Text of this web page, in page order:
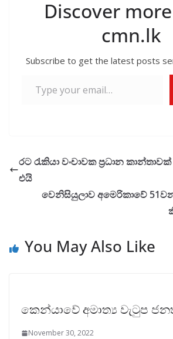
Discover
cmn.lk
Subscribe to get the latest posts
රට රැකියා වංචාවක ප්‍රධාන
එයි
වෙනිසියුලාව අමෙරිකාවේ 51වන
You May Also Like
කෙන්යාවේ අමාත්‍ය වැටුප
November 30, 2022